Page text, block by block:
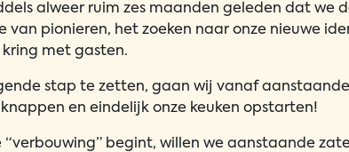
alweer ruim zes maanden geleden dat we
van pionieren, het zoeken naar onze nieuwe
met gasten.
stap te zetten, gaan wij vanaf
en eindelijk onze keuken opstarten!
“verbouwing” begint, willen we aanstaande